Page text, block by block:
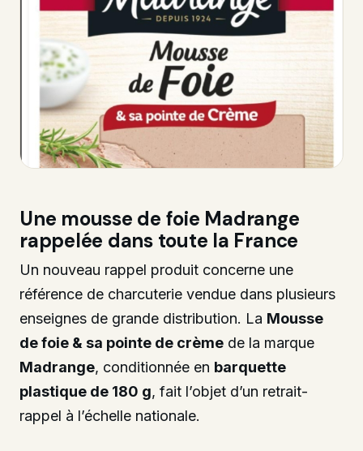
Une mousse de foie Madrange
rappelée dans toute la France
Un nouveau rappel produit concerne une
référence de charcuterie vendue dans plusieurs
enseignes de grande distribution. La Mousse
de foie & sa pointe de crème de la marque
Madrange, conditionnée en barquette
plastique de 180 g, fait l’objet d’un retrait-
rappel à l’échelle nationale.